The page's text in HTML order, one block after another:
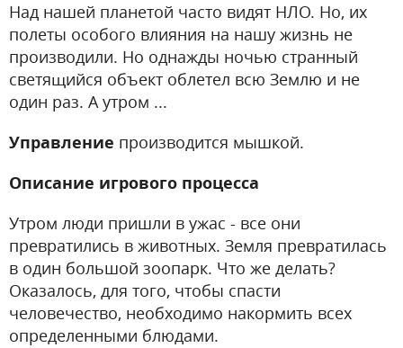
Над нашей планетой часто видят НЛО. Но, их
полеты особого влияния на нашу жизнь не
производили. Но однажды ночью странный
светящийся объект облетел всю Землю и не
один раз. А утром ...
Управление производится мышкой.
Описание игрового процесса
Утром люди пришли в ужас - все они
превратились в животных. Земля превратилась
в один большой зоопарк. Что же делать?
Оказалось, для того, чтобы спасти
человечество, необходимо накормить всех
определенными блюдами.